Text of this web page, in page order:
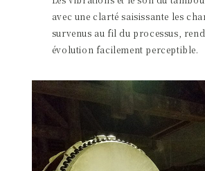
avec une clarté saisissante les
survenus au fil du processus,
évolution facilement perceptible.